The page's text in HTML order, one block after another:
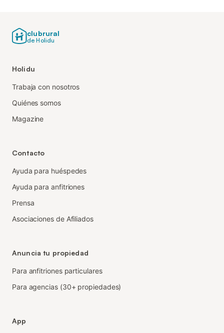
clubrural
de Holidu
Holidu
Trabaja con nosotros
Quiénes somos
Magazine
Contacto
Ayuda para huéspedes
Ayuda para anfitriones
Prensa
Asociaciones de Afiliados
Anuncia tu propiedad
Para anfitriones particulares
Para agencias (30+ propiedades)
App